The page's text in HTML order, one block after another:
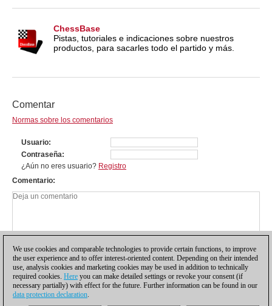
ChessBase
Pistas, tutoriales e indicaciones sobre nuestros
productos, para sacarles todo el partido y más.
Comentar
Normas sobre los comentarios
Usuario
Contraseña
¿Aún no eres usuario? Registro
Comentario
We use cookies and comparable technologies to provide certain functions, to improve
the user experience and to offer interest-oriented content. Depending on their intended
use, analysis cookies and marketing cookies may be used in addition to technically
required cookies. Here you can make detailed settings or revoke your consent (if
necessary partially) with effect for the future. Further information can be found in our
data protection declaration.